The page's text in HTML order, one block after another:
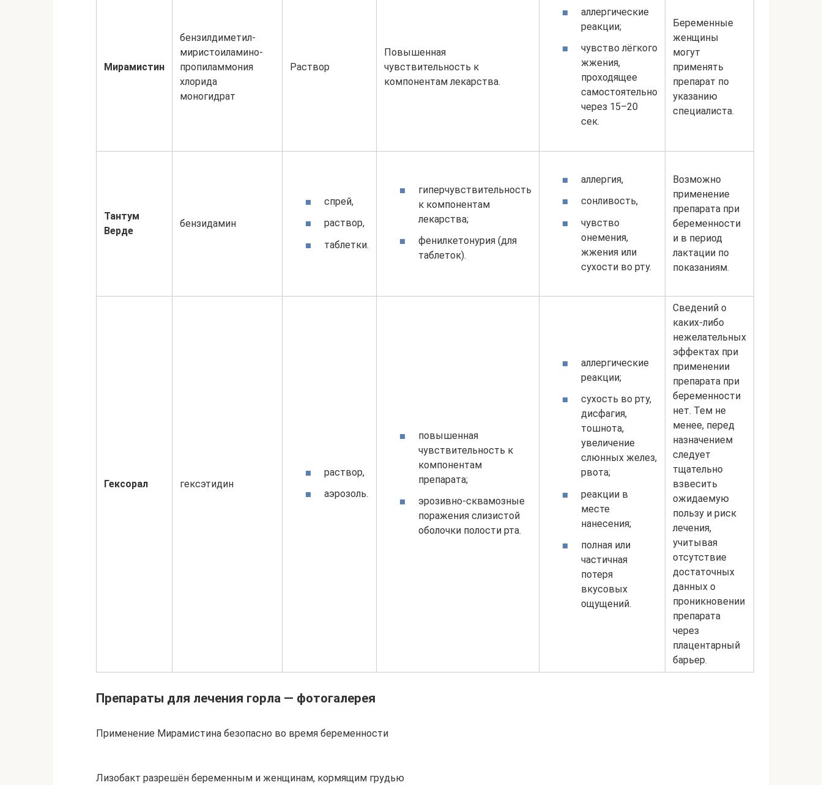
Мирамистин
бензилдиметил-
миристоиламино-
пропиламмония
хлорида
моногидрат
Раствор
Повышенная
чувствительность к
компонентам лекарства.
аллергические
реакции;
чувство лёгкого
жжения,
проходящее
самостоятельно
через 15–20
сек.
Беременные
женщины
могут
применять
препарат по
указанию
специалиста.
Тантум
Верде
бензидамин
спрей,
раствор,
таблетки.
гиперчувствительность
к компонентам
лекарства;
фенилкетонурия (для
таблеток).
аллергия,
сонливость,
чувство
онемения,
жжения или
сухости во рту.
Возможно
применение
препарата при
беременности
и в период
лактации по
показаниям.
Гексорал гексэтидин
раствор,
аэрозоль.
повышенная
чувствительность к
компонентам
препарата;
эрозивно-сквамозные
поражения слизистой
оболочки полости рта.
аллергические
реакции;
сухость во рту,
дисфагия,
тошнота,
увеличение
слюнных желез,
рвота;
реакции в
месте
нанесения;
полная или
частичная
потеря
вкусовых
ощущений.
Сведений о
каких-либо
нежелательных
эффектах при
применении
препарата при
беременности
нет. Тем не
менее, перед
назначением
следует
тщательно
взвесить
ожидаемую
пользу и риск
лечения,
учитывая
отсутствие
достаточных
данных о
проникновении
препарата
через
плацентарный
барьер.
Препараты для лечения горла — фотогалерея
Применение Мирамистина безопасно во время беременности
Лизобакт разрешён беременным и женщинам, кормящим грудью